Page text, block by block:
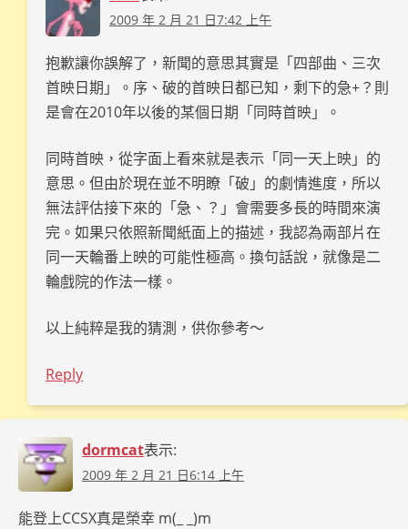
2009 年 2 月 21 日7:42 上午
抱歉讓你誤解了，新聞的意思其實是「四部曲、三次
首映日期」。序、破的首映日都已知，剩下的急+？則
是會在2010年以後的某個日期「同時首映」。
同時首映，從字面上看來就是表示「同一天上映」的
意思。但由於現在並不明瞭「破」的劇情進度，所以
無法評估接下來的「急、？」會需要多長的時間來演
完。如果只依照新聞紙面上的描述，我認為兩部片在
同一天輪番上映的可能性極高。換句話說，就像是二
輪戲院的作法一樣。
以上純粹是我的猜測，供你參考～
Reply
dormcat表示:
2009 年 2 月 21 日6:14 上午
能登上CCSX真是榮幸 m(_ _)m